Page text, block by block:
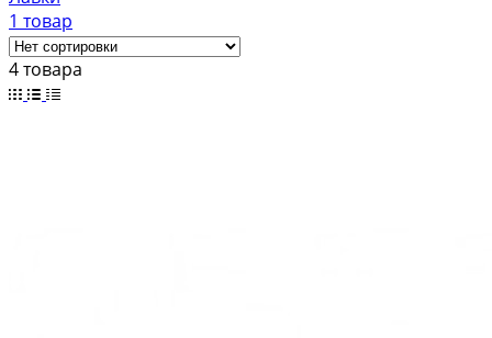
1 товар
4 товара